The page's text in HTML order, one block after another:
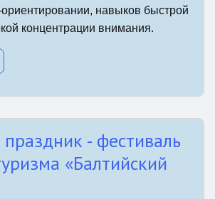
навыков быстрой
концентрации внимания.
- фестиваль
«Балтийский